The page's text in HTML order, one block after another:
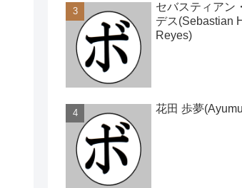
セバスティアン
デス(Sebastian
Reyes)
花田 歩夢